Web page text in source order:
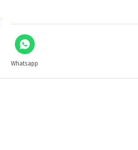
Whatsapp